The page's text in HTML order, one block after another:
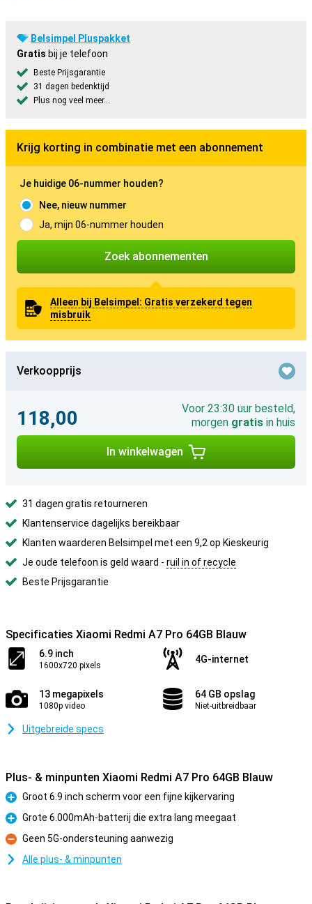
Belsimpel Pluspakket
Gratis bij je telefoon
Beste Prijsgarantie
31 dagen bedenktijd
Plus nog veel meer...
Krijg korting in combinatie met een abonnement
Je huidige 06-nummer houden?
Nee, nieuw nummer
Ja, mijn 06-nummer houden
Zoek abonnementen
Alleen bij Belsimpel: Gratis verzekerd tegen
misbruik
Verkoopprijs
118,00
Voor 23:30 uur besteld,
morgen gratis in huis
In winkelwagen
31 dagen gratis retourneren
Klantenservice dagelijks bereikbaar
Klanten waarderen Belsimpel met een 9,2 op Kieskeurig
Je oude telefoon is geld waard - ruil in of recycle
Beste Prijsgarantie
Specificaties Xiaomi Redmi A7 Pro 64GB Blauw
6.9 inch
1600x720 pixels
4G-internet
13 megapixels
1080p video
64 GB opslag
Niet-uitbreidbaar
Uitgebreide specs
Plus- & minpunten Xiaomi Redmi A7 Pro 64GB Blauw
Pluspunt
Groot 6.9 inch scherm voor een fijne kijkervaring
Pluspunt
Grote 6.000mAh-batterij die extra lang meegaat
Minpunt
Geen 5G-ondersteuning aanwezig
Alle plus- & minpunten